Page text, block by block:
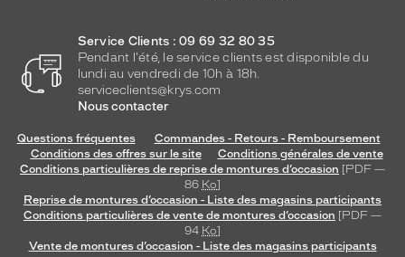
Service Clients : 09 69 32 80 35
Pendant l'été, le service clients est disponible du
lundi au vendredi de 10h à 18h.
serviceclients@krys.com
Nous contacter
Questions fréquentes
Commandes - Retours - Remboursement
Conditions des offres sur le site
Conditions générales de vente
Conditions particulières de reprise de montures d’occasion [PDF —
86 Ko]
Reprise de montures d’occasion - Liste des magasins participants
Conditions particulières de vente de montures d’occasion [PDF —
94 Ko]
Vente de montures d’occasion - Liste des magasins participants